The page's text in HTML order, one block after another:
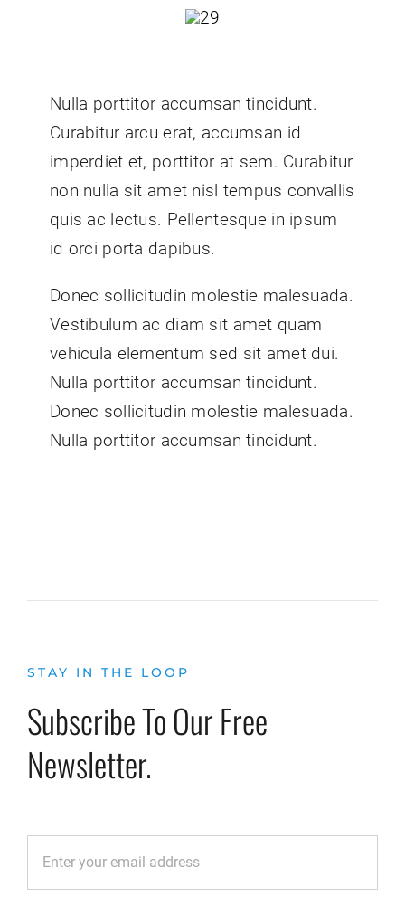
Nulla porttitor accumsan tincidunt.
Curabitur arcu erat, accumsan id
imperdiet et, porttitor at sem. Curabitur
non nulla sit amet nisl tempus convallis
quis ac lectus. Pellentesque in ipsum
id orci porta dapibus.
Donec sollicitudin molestie malesuada.
Vestibulum ac diam sit amet quam
vehicula elementum sed sit amet dui.
Nulla porttitor accumsan tincidunt.
Donec sollicitudin molestie malesuada.
Nulla porttitor accumsan tincidunt.
STAY IN THE LOOP
Subscribe To Our Free
Newsletter.